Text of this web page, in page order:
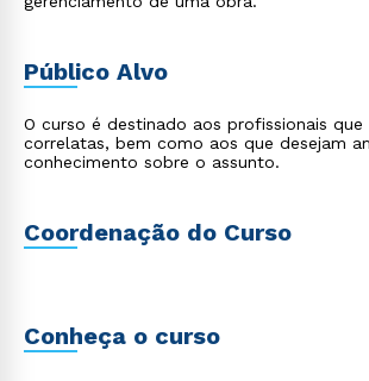
Público Alvo
O curso é destinado aos profissionais que
correlatas, bem como aos que desejam
conhecimento sobre o assunto.
Coordenação do Curso
Conheça o curso